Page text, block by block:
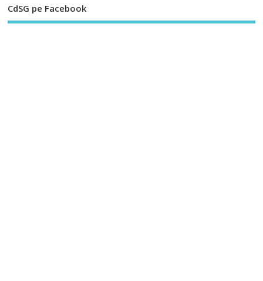
CdSG pe Facebook